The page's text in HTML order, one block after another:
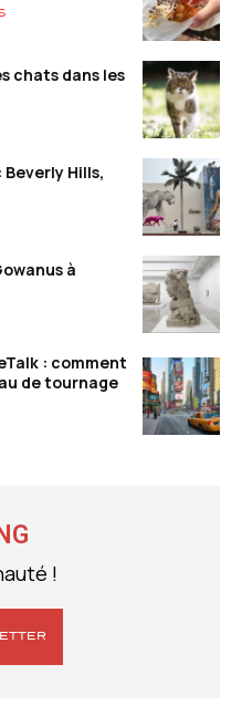
chats dans les
Hills,
à
: comment
de tournage
!